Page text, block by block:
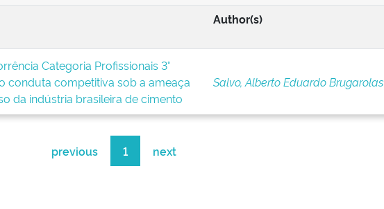
Author(s)
Categoria Profissionais 3°
conduta competitiva sob a ameaça
da indústria brasileira de cimento
Salvo, Alberto Eduardo Brugarolas
previous 1 next